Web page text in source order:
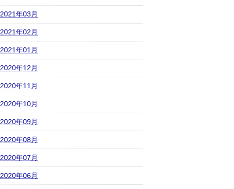
2021年03月
2021年02月
2021年01月
2020年12月
2020年11月
2020年10月
2020年09月
2020年08月
2020年07月
2020年06月